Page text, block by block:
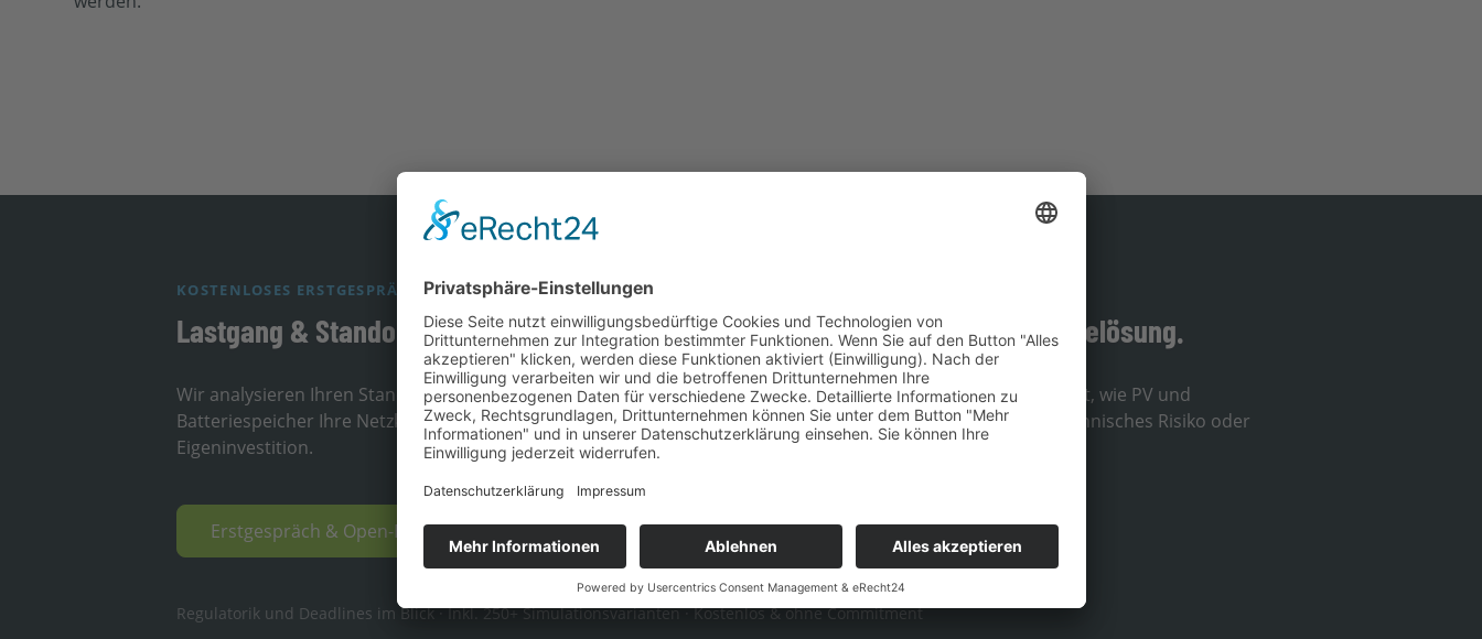
KOSTENLOSES ERSTGESPRÄCH
Lastgang & Standort analysieren — in 30 Minuten zur wirtschaftlichsten Energielösung.
Wir analysieren Ihren Standort, Ihr Lastprofil und Ihre Bezugskosten herstellerunabhängig. Sie erfahren sofort, wie PV und
Batteriespeicher Ihre Netzkosten senken und regulatorische Fristen (EnWG, EPBD) optimal nutzen – ohne technisches Risiko oder
Eigeninvestition.
Erstgespräch & Open-Book-Kalkulation anfordern →
Regulatorik und Deadlines im Blick · Inkl. 250+ Simulationsvarianten · Kostenlos & ohne Commitment